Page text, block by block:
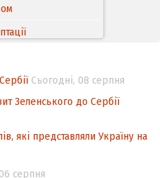
до
аспекти прав
(TRIPS) у
щодо
повторного
Сьогодні, 08 серпня
Зеленського до Сербії
які представляли Україну на
06 серпня